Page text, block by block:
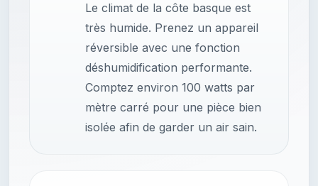
Le climat de la côte basque est
très humide. Prenez un appareil
réversible avec une fonction
déshumidification performante.
Comptez environ 100 watts par
mètre carré pour une pièce bien
isolée afin de garder un air sain.